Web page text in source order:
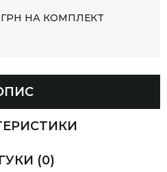
НА КОМПЛЕКТ
(0)